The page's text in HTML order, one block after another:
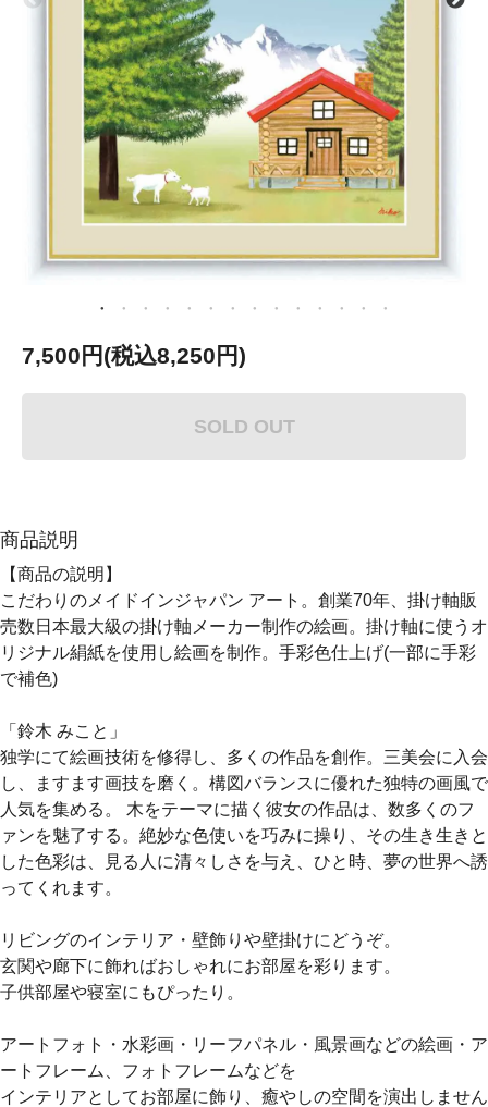
7,500円(税込8,250円)
SOLD OUT
商品説明
【商品の説明】
こだわりのメイドインジャパン アート。創業70年、掛け軸販
売数日本最大級の掛け軸メーカー制作の絵画。掛け軸に使うオ
リジナル絹紙を使用し絵画を制作。手彩色仕上げ(一部に手彩
で補色)
「鈴木 みこと」
独学にて絵画技術を修得し、多くの作品を創作。三美会に入会
し、ますます画技を磨く。構図バランスに優れた独特の画風で
人気を集める。 木をテーマに描く彼女の作品は、数多くのフ
ァンを魅了する。絶妙な色使いを巧みに操り、その生き生きと
した色彩は、見る人に清々しさを与え、ひと時、夢の世界へ誘
ってくれます。
リビングのインテリア・壁飾りや壁掛けにどうぞ。
玄関や廊下に飾ればおしゃれにお部屋を彩ります。
子供部屋や寝室にもぴったり。
アートフォト・水彩画・リーフパネル・風景画などの絵画・ア
ートフレーム、フォトフレームなどを
インテリアとしてお部屋に飾り、癒やしの空間を演出しません